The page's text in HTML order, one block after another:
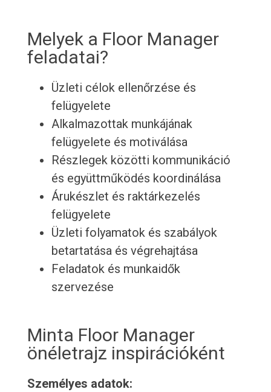
Melyek a Floor Manager
feladatai?
Üzleti célok ellenőrzése és
felügyelete
Alkalmazottak munkájának
felügyelete és motiválása
Részlegek közötti kommunikáció
és együttműködés koordinálása
Árukészlet és raktárkezelés
felügyelete
Üzleti folyamatok és szabályok
betartatása és végrehajtása
Feladatok és munkaidők
szervezése
Minta Floor Manager
önéletrajz inspirációként
Személyes adatok: